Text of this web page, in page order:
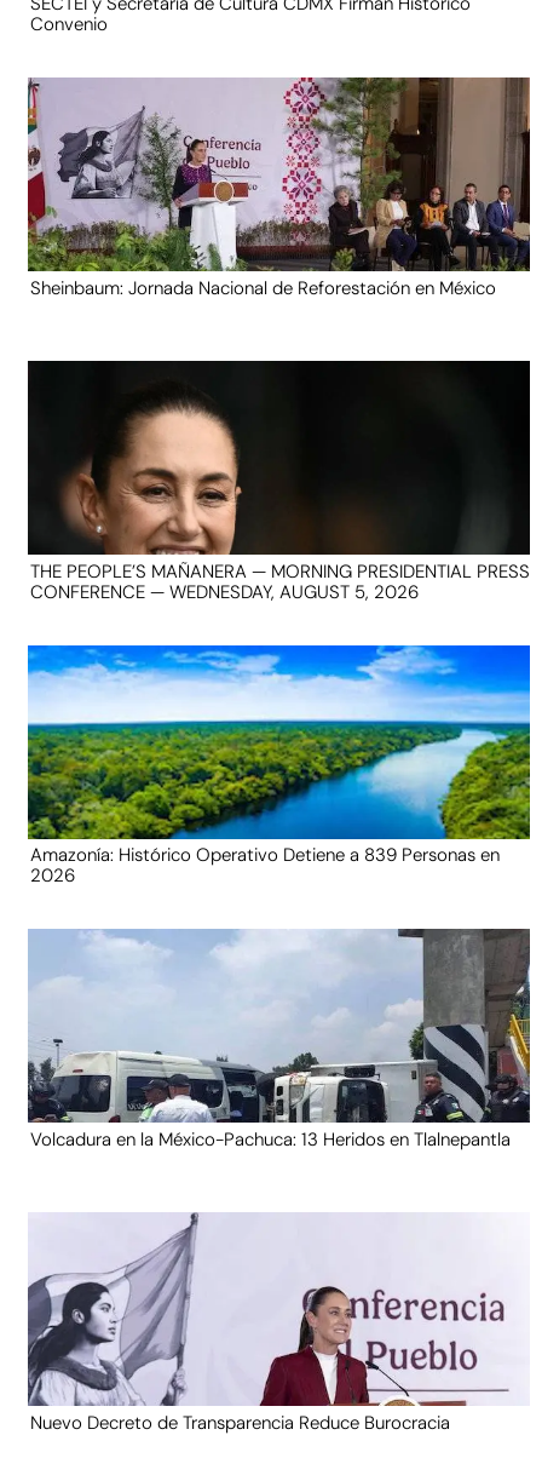
Convenio
Sheinbaum: Jornada Nacional de Reforestación en México
THE PEOPLE’S MAÑANERA — MORNING PRESIDENTIAL PRESS
CONFERENCE — WEDNESDAY, AUGUST 5, 2026
Amazonía: Histórico Operativo Detiene a 839 Personas en
2026
Volcadura en la México-Pachuca: 13 Heridos en Tlalnepantla
Nuevo Decreto de Transparencia Reduce Burocracia